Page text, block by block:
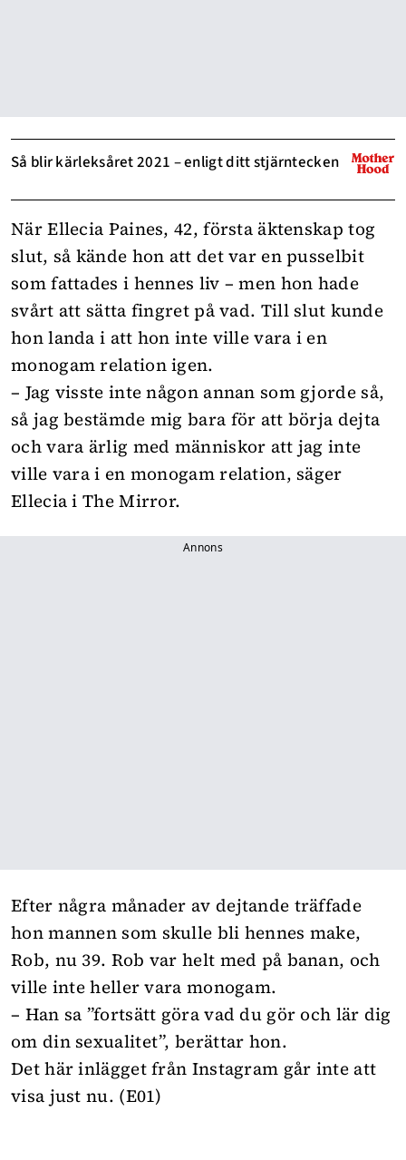
Så blir kärleksåret 2021 – enligt ditt stjärntecken
När Ellecia Paines, 42, första äktenskap tog
slut, så kände hon att det var en pusselbit
som fattades i hennes liv – men hon hade
svårt att sätta fingret på vad. Till slut kunde
hon landa i att hon inte ville vara i en
monogam relation igen.
– Jag visste inte någon annan som gjorde så,
så jag bestämde mig bara för att börja dejta
och vara ärlig med människor att jag inte
ville vara i en monogam relation, säger
Ellecia iThe Mirror.
Annons
Efter några månader av dejtande träffade
hon mannen som skulle bli hennes make,
Rob, nu 39. Rob var helt med på banan, och
ville inte heller vara monogam.
– Han sa ”fortsätt göra vad du gör och lär dig
om din sexualitet”, berättar hon.
Det här inlägget från Instagram går inte att
visa just nu. (E01)